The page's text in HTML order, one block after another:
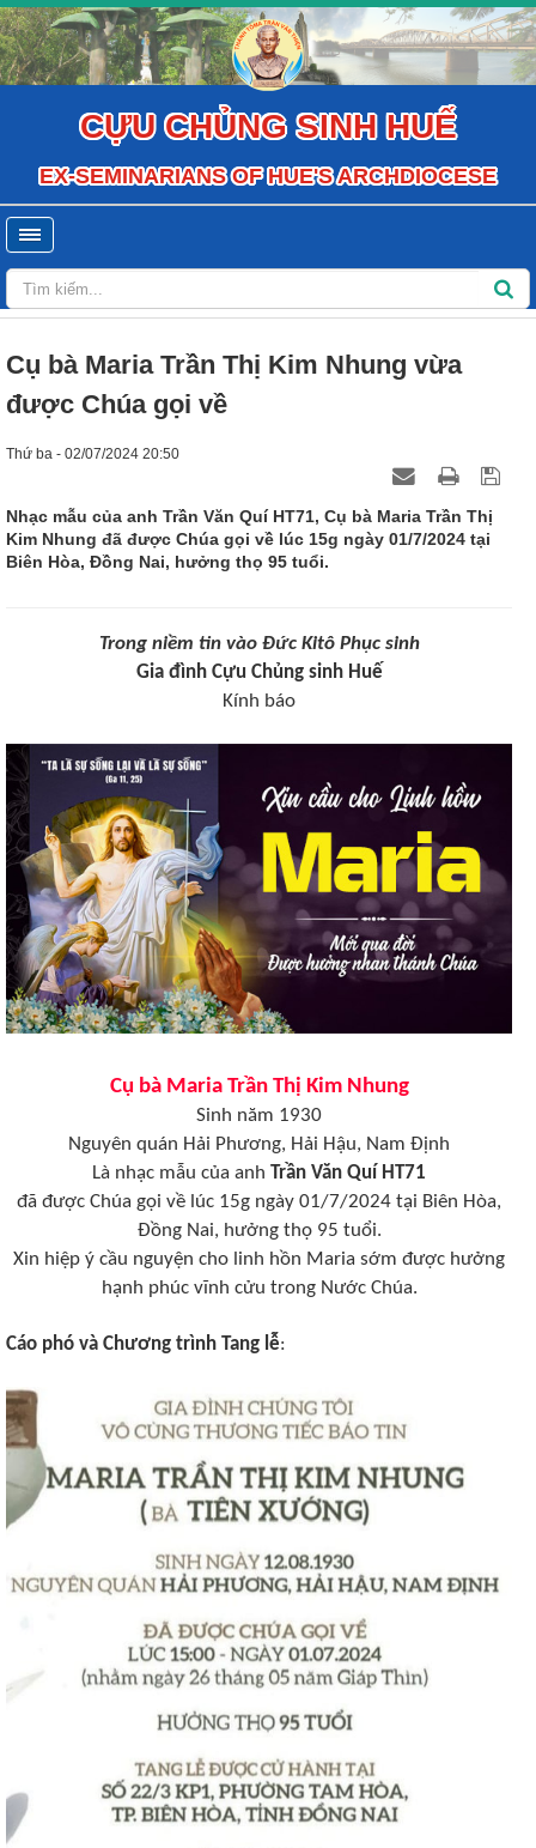
CỰU CHỦNG SINH HUẾ
EX-SEMINARIANS OF HUE'S ARCHDIOCESE
Cụ bà Maria Trần Thị Kim Nhung vừa
được Chúa gọi về
Thứ ba - 02/07/2024 20:50
Nhạc mẫu của anh Trần Văn Quí HT71, Cụ bà Maria Trần Thị
Kim Nhung đã được Chúa gọi về lúc 15g ngày 01/7/2024 tại
Biên Hòa, Đồng Nai, hưởng thọ 95 tuổi.
Trong niềm tin vào Đức Kitô Phục sinh
Gia đình Cựu Chủng sinh Huế
Kính báo
Cụ bà Maria Trần Thị Kim Nhung
Sinh năm 1930
Nguyên quán Hải Phương, Hải Hậu, Nam Định
Là nhạc mẫu của anh Trần Văn Quí HT71
đã được Chúa gọi về lúc 15g ngày 01/7/2024 tại Biên Hòa,
Đồng Nai, hưởng thọ 95 tuổi.
Xin hiệp ý cầu nguyện cho linh hồn Maria sớm được hưởng
hạnh phúc vĩnh cửu trong Nước Chúa.
Cáo phó và Chương trình Tang lễ: